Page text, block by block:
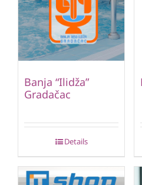
Banja “Ilidža”
Gradačac
Details